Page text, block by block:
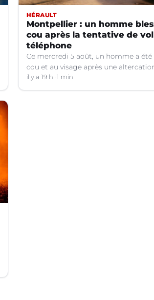
HÉRAULT
Montpellier : un homme
cou après la tentative de
téléphone
Ce mercredi 5 août, un homme a été
cou et au visage après une
concernant un téléphone portable à
(Hérault).
il y a 19 h 1 min